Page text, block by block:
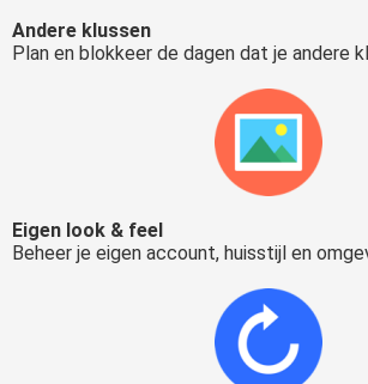
Andere klussen
Plan en blokkeer de dagen dat je andere
Eigen look & feel
Beheer je eigen account, huisstijl en